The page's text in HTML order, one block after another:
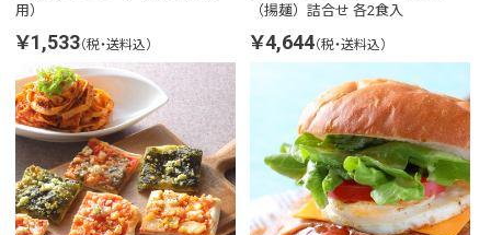
用）
￥1,533（税・送料込）
（揚麺）詰合せ 各2食入
￥4,644（税・送料込）